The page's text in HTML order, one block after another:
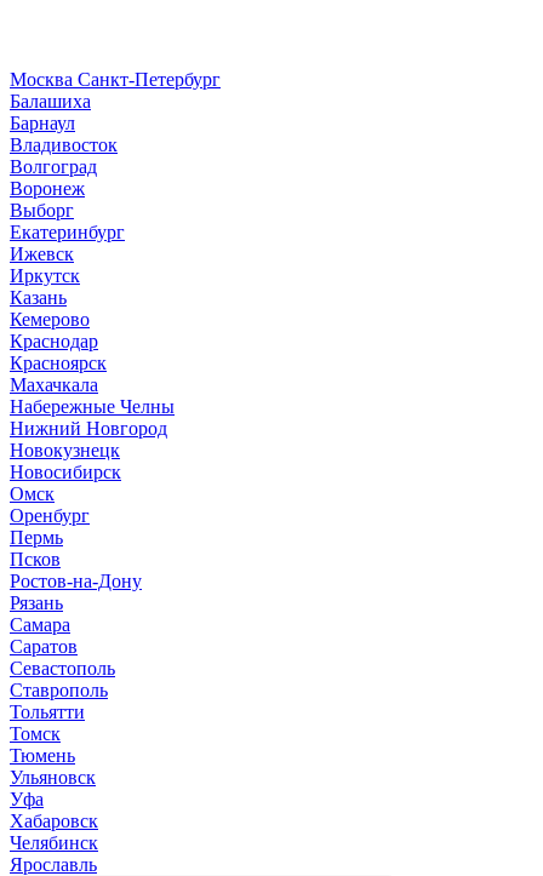
Москва Санкт-Петербург
Балашиха
Барнаул
Владивосток
Волгоград
Воронеж
Выборг
Екатеринбург
Ижевск
Иркутск
Казань
Кемерово
Краснодар
Красноярск
Махачкала
Набережные Челны
Нижний Новгород
Новокузнецк
Новосибирск
Омск
Оренбург
Пермь
Псков
Ростов-на-Дону
Рязань
Самара
Саратов
Севастополь
Ставрополь
Тольятти
Томск
Тюмень
Ульяновск
Уфа
Хабаровск
Челябинск
Ярославль